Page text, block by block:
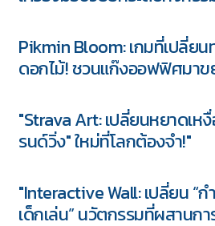
5
Pikmin Bloom: เกมที่เปลี่ยน
ดอกไม้! ชวนแก๊งออฟฟิศมา
"Strava Art: เปลี่ยนหยาดเห
รนด์วิ่ง" ใหม่ที่โลกต้องจำ!"
"Interactive Wall: เปลี่ยน “ก
เด็กเล่น” นวัตกรรมที่ผสานกา